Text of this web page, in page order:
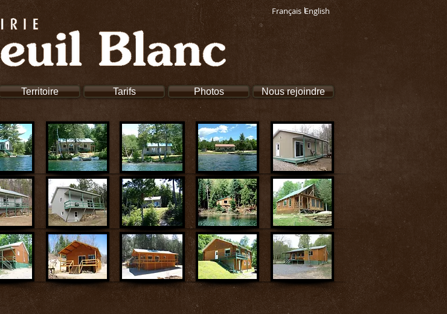
Français English
Territoire Tarifs Photos Nous rejoindre